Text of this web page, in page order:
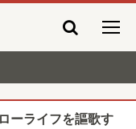
ーライフを謳歌す